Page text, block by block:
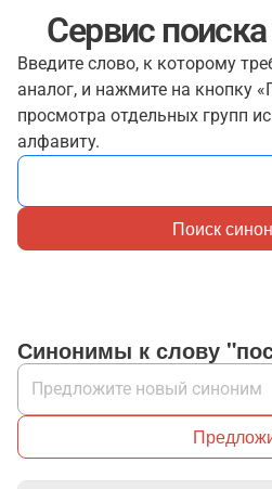
Сервис
Введите слово, к которому
аналог, и нажмите на кнопку
просмотра отдельных групп
алфавиту.
Поиск
Синонимы к слову